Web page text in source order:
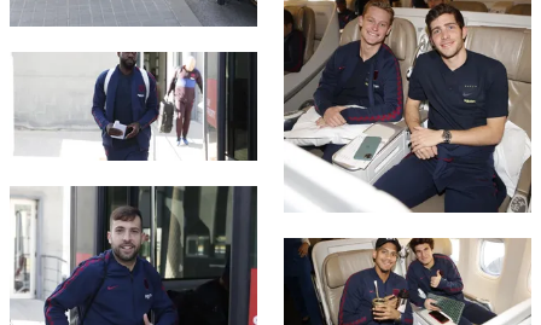
結果
順位表
チケット
結果
順位表
FC Barcelona club badge
FC Barcelona club badge
FC Barcelona club badge